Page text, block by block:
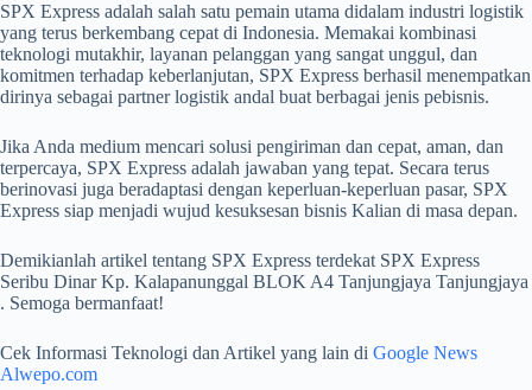
SPX Express adalah salah satu pemain utama didalam industri logistik
yang terus berkembang cepat di Indonesia. Memakai kombinasi
teknologi mutakhir, layanan pelanggan yang sangat unggul, dan
komitmen terhadap keberlanjutan, SPX Express berhasil menempatkan
dirinya sebagai partner logistik andal buat berbagai jenis pebisnis.
Jika Anda medium mencari solusi pengiriman dan cepat, aman, dan
terpercaya, SPX Express adalah jawaban yang tepat. Secara terus
berinovasi juga beradaptasi dengan keperluan-keperluan pasar, SPX
Express siap menjadi wujud kesuksesan bisnis Kalian di masa depan.
Demikianlah artikel tentang SPX Express terdekat SPX Express
Seribu Dinar Kp. Kalapanunggal BLOK A4 Tanjungjaya Tanjungjaya
. Semoga bermanfaat!
Cek Informasi Teknologi dan Artikel yang lain di Google News
Alwepo.com